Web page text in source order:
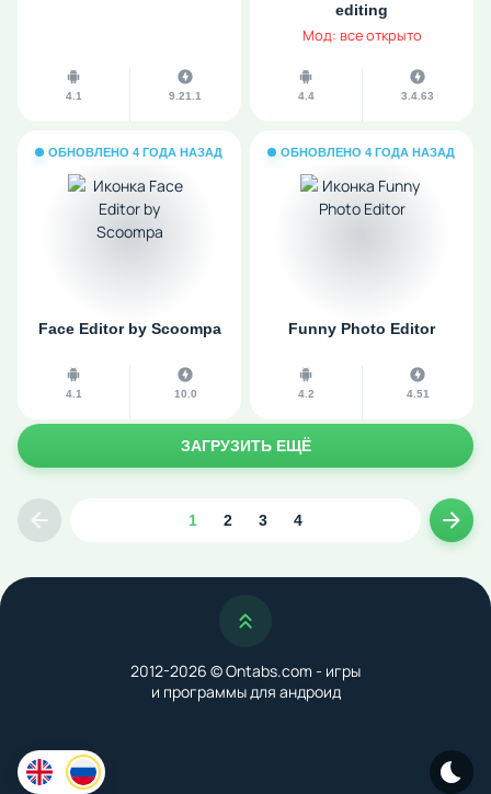
4.1 9.21.1
editing
Мод: все открыто
4.4 3.4.63
ОБНОВЛЕНО 4 ГОДА НАЗАД
Face Editor by Scoompa
4.1 10.0
ОБНОВЛЕНО 4 ГОДА НАЗАД
Funny Photo Editor
4.2 4.51
ЗАГРУЗИТЬ ЕЩЁ
1 2 3
4
Наверх
2012-2026 © Ontabs.com - игры
и программы для андроид